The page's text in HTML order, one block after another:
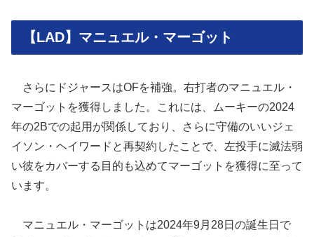
【LAD】マニュエル・マーゴット
さらにドジャースはOFを補強。右打者のマニュエル・
マーゴットを獲得しました。これには、ムーキーの2024
年の2Bでの起用が関係しており、さらに守備のいいジェ
イソン・ヘイワードと再契約したことで、左投手に滅法弱
い彼をカバーする目的も込めてマーゴットを獲得に至って
います。
マニュエル・マーゴットは2024年9月28日の誕生日で